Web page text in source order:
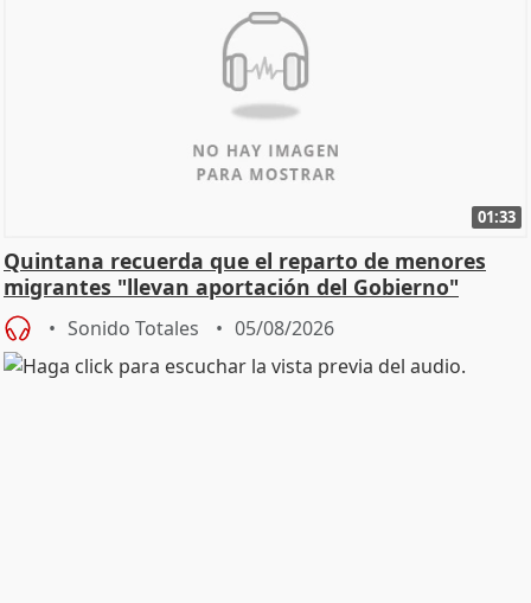
01:33
Quintana recuerda que el reparto de menores
migrantes "llevan aportación del Gobierno"
central
Sonido Totales 05/08/2026